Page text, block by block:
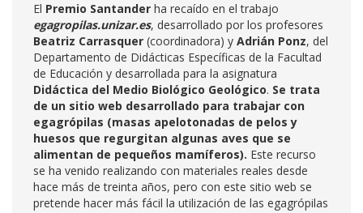
El Premio Santander ha recaído en el trabajo
egagropilas.unizar.es, desarrollado por los profesores
Beatriz Carrasquer (coordinadora) y Adrián Ponz, del
Departamento de Didácticas Específicas de la Facultad
de Educación y desarrollada para la asignatura
Didáctica del Medio Biológico Geológico. Se trata
de un sitio web desarrollado para trabajar con
egagrópilas (masas apelotonadas de pelos y
huesos que regurgitan algunas aves que se
alimentan de pequeños mamíferos). Este recurso
se ha venido realizando con materiales reales desde
hace más de treinta años, pero con este sitio web se
pretende hacer más fácil la utilización de las egagrópilas